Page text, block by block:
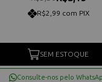
R$2,99 com PIX
SEM ESTOQUE
Consulte-nos pelo